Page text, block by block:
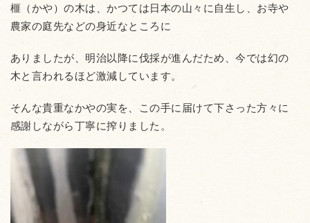
榧（かや）の木は、かつては日本の山々に自生し、お寺や
農家の庭先などの身近なところに
ありましたが、明治以降に伐採が進んだため、今では幻の
木と言われるほど激減しています。
そんな貴重なかやの実を、この手に届けて下さった方々に
感謝しながら丁寧に搾りました。